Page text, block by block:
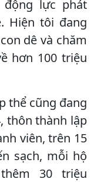
lực phát
Hiện tôi đang
dê và chăm
hơn 100 triệu
thể cũng đang
thôn thành lập
viên, trên 15
sạch, mỗi hộ
30 triệu